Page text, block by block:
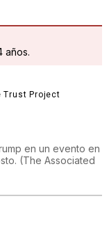
años.
en un evento en
(The Associated